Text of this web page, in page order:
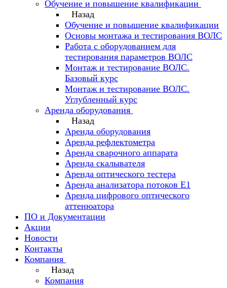
Обучение и повышение квалификации
Назад
Обучение и повышение квалификации
Основы монтажа и тестирования ВОЛС
Работа с оборудованием для
тестирования параметров ВОЛС
Монтаж и тестирование ВОЛС.
Базовый курс
Монтаж и тестирование ВОЛС.
Углубленный курс
Аренда оборудования
Назад
Аренда оборудования
Аренда рефлектометра
Аренда сварочного аппарата
Аренда скалывателя
Аренда оптического тестера
Аренда анализатора потоков Е1
Аренда цифрового оптического
аттенюатора
ПО и Документации
Акции
Новости
Контакты
Компания
Назад
Компания